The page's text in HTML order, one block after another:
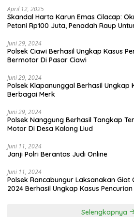
April 12, 2025
Skandal Harta Karun Emas Cilacap:
Petani Rp100 Juta, Penadah Raup
Juni 29, 2024
Polsek Ciawi Berhasil Ungkap Kasus
Bermotor Di Pasar Ciawi
Juni 29, 2024
Polsek Klapanunggal Berhasil Ungkap
Berbagai Merk
Juni 29, 2024
Polsek Nanggung Berhasil Tangkap
Motor Di Desa Kalong Liud
Juni 11, 2024
Janji Polri Berantas Judi Online
Juni 11, 2024
Polsek Rancabungur Laksanakan Giat
2024 Berhasil Ungkap Kasus
Selengkapnya